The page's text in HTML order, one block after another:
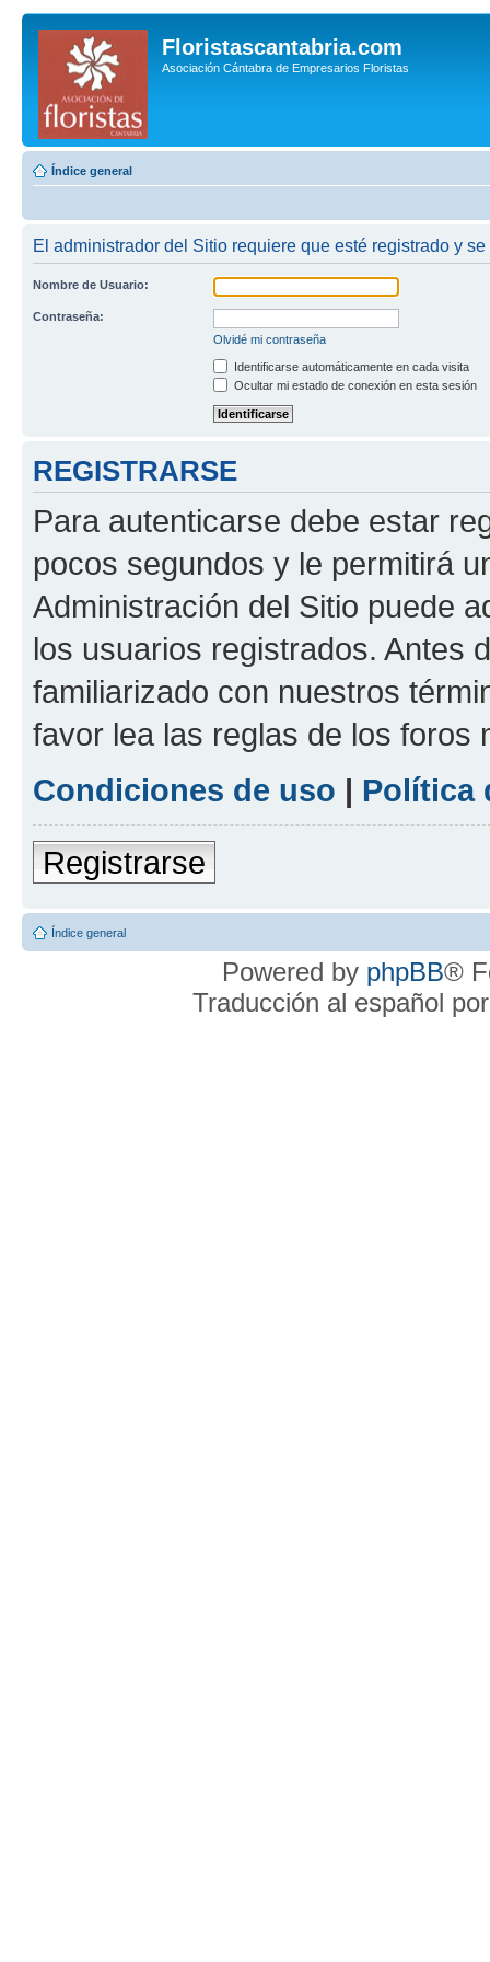
Floristascantabria.com
Asociación Cántabra de Empresarios Floristas
Índice general
El administrador del Sitio requiere que esté registrado y
Nombre de Usuario:
Contraseña:
Olvidé mi contraseña
Identificarse automáticamente en cada visita
Ocultar mi estado de conexión en esta sesión
REGISTRARSE
Para autenticarse debe estar
pocos segundos y le permitirá
Administración del Sitio puede
los usuarios registrados. Antes
familiarizado con nuestros
favor lea las reglas de los foros
Condiciones de uso | Política
Registrarse
Índice general
Powered by phpBB®
Traducción al español